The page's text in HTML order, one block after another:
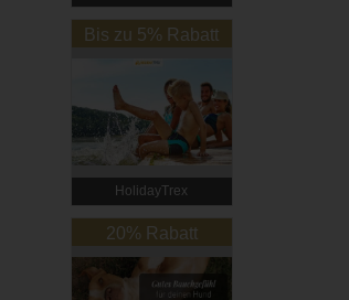
Bis zu 5% Rabatt
HolidayTrex
20% Rabatt